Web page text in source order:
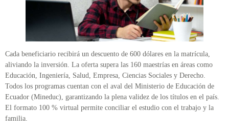
Cada beneficiario recibirá un descuento de 600 dólares en la matrícula,
aliviando la inversión. La oferta supera las 160 maestrías en áreas como
Educación, Ingeniería, Salud, Empresa, Ciencias Sociales y Derecho.
Todos los programas cuentan con el aval del Ministerio de Educación de
Ecuador (Mineduc), garantizando la plena validez de los títulos en el país.
El formato 100 % virtual permite conciliar el estudio con el trabajo y la
familia.